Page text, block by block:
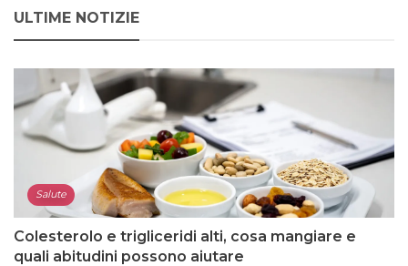
ULTIME NOTIZIE
Salute
Colesterolo e trigliceridi alti, cosa mangiare e
quali abitudini possono aiutare